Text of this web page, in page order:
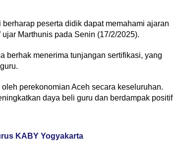
peserta didik dapat memahami ajaran
Marthunis pada Senin (17/2/2025).
berhak menerima tunjangan sertifikasi, yang
perekonomian Aceh secara keseluruhan.
daya beli guru dan berdampak positif
KABY Yogyakarta